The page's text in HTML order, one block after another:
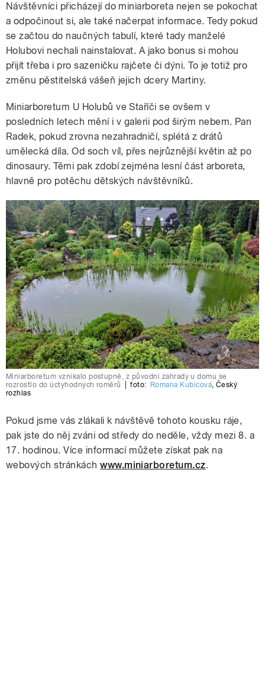
Návštěvníci přicházejí do miniarboreta nejen se pokochat
a odpočinout si, ale také načerpat informace. Tedy pokud
se začtou do naučných tabulí, které tady manželé
Holubovi nechali nainstalovat. A jako bonus si mohou
přijít třeba i pro sazeničku rajčete či dýni. To je totiž pro
změnu pěstitelská vášeň jejich dcery Martiny.
Miniarboretum U Holubů ve Staříči se ovšem v
posledních letech mění i v galerii pod širým nebem. Pan
Radek, pokud zrovna nezahradničí, splétá z drátů
umělecká díla. Od soch víl, přes nejrůznější květin až po
dinosaury. Těmi pak zdobí zejména lesní část arboreta,
hlavně pro potěchu dětských návštěvníků.
Miniarboretum vznikalo postupně, z původní zahrady u domu se
rozrostlo do úctyhodných roměrů
foto: Romana Kubicová, Český
rozhlas
Pokud jsme vás zlákali k návštěvě tohoto kousku ráje,
pak jste do něj zváni od středy do neděle, vždy mezi 8. a
17. hodinou. Více informací můžete získat pak na
webových stránkáchwww.miniarboretum.cz.